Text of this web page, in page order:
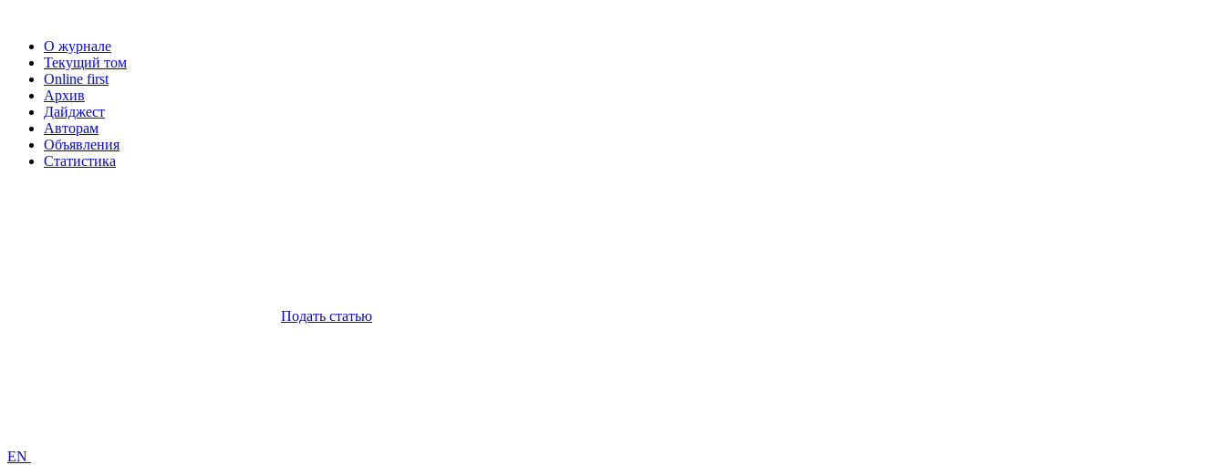
О журнале
Текущий том
Online first
Архив
Дайджест
Авторам
Объявления
Статистика
Подать статью
EN